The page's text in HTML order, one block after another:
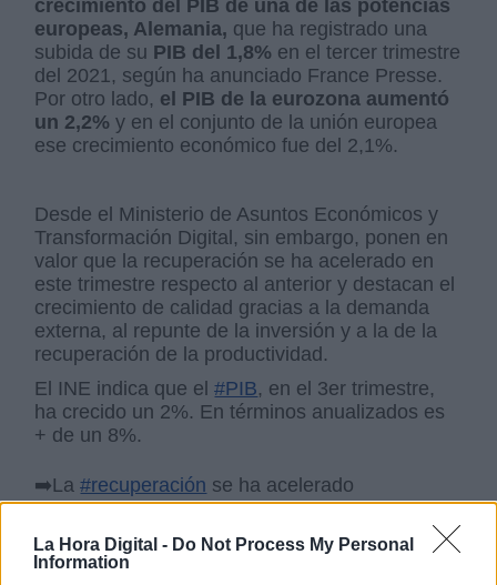
La Hora Digital - Do Not Process My Personal
Information
crecimiento del PIB de una de las potencias
europeas, Alemania, que ha registrado una
subida de su PIB del 1,8% en el tercer trimestre
del 2021, según ha anunciado France Presse.
Por otro lado, el PIB de la eurozona aumentó
un 2,2% y en el conjunto de la unión europea
ese crecimiento económico fue del 2,1%.
Desde el Ministerio de Asuntos Económicos y
Transformación Digital, sin embargo, ponen en
valor que la recuperación se ha acelerado en
este trimestre respecto al anterior y destacan el
crecimiento de calidad gracias a la demanda
externa, al repunte de la inversión y a la de la
recuperación de la productividad.
El INE indica que el#PIB, en el 3er trimestre,
ha crecido un 2%. En términos anualizados es
+ de un 8%.
➡️La#recuperación se ha acelerado
externa, al repunte de la inversión y a la
recuperación de